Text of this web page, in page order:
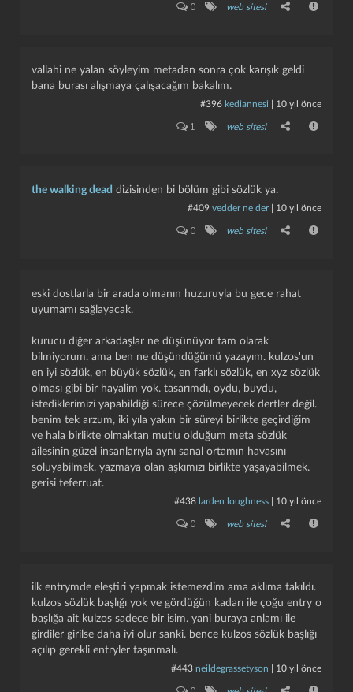
0 web sitesi
vallahi ne yalan söyleyim metadan sonra çok karışık geldi
bana burası alışmaya çalışacağım bakalım.
#396 kediannesi 10 yıl önce
1 web sitesi
the walking dead dizisinden bi bölüm gibi sözlük ya.
#409 vedder ne der| 10 yıl önce
0 web sitesi
eski dostlarla bir arada olmanın huzuruyla bu gece rahat
uyumamı sağlayacak.
kurucu diğer arkadaşlar ne düşünüyor tam olarak
bilmiyorum. ama ben ne düşündüğümü yazayım. kulzos'un
en iyi sözlük, en büyük sözlük, en farklı sözlük, en xyz sözlük
olması gibi bir hayalim yok. tasarımdı, oydu, buydu,
istediklerimizi yapabildiği sürece çözülmeyecek dertler değil.
benim tek arzum, iki yıla yakın bir süreyi birlikte geçirdiğim
ve hala birlikte olmaktan mutlu olduğum meta sözlük
ailesinin güzel insanlarıyla aynı sanal ortamın havasını
soluyabilmek. yazmaya olan aşkımızı birlikte yaşayabilmek.
gerisi teferruat.
#438 larden loughness 10 yıl önce
0 web sitesi
ilk entrymde eleştiri yapmak istemezdim ama aklıma takıldı.
kulzos sözlük başlığı yok ve gördüğün kadarı ile çoğu entry o
başlığa ait kulzos sadece bir isim. yani buraya anlamı ile
girdiler girilse daha iyi olur sanki. bence kulzos sözlük başlığı
açılıp gerekli entryler taşınmalı.
#443 neildegrassetyson 10 yıl önce
kapat